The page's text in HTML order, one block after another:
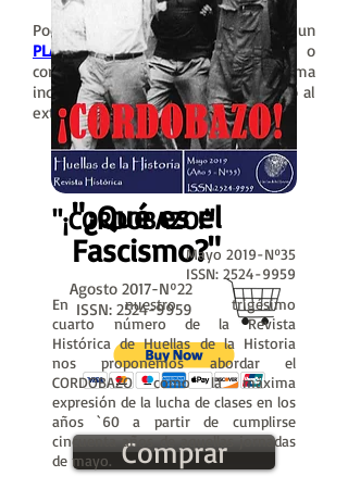
Podés obtenerla suscribiendo a un
PLAN
por solo $25 (por mes) o
comprando este número de forma
individual por $35 (USD 3.5 para envio al
exterior de la Rep. Argentina).
"¿Qué es el
Fascismo?"
Agosto 2017-Nº22
ISSN: 2524-9959
Comprar
"¡CORDOBAZO!"
Mayo 2019-Nº35
ISSN: 2524-9959
En nuestro trigésimo
cuarto número de la Revista
Histórica de Huellas de la Historia
nos proponemos abordar el
CORDOBAZO como la máxima
expresión de la lucha de clases en los
años `60 a partir de cumplirse
cincuenta años de aquellas jornadas
de mayo.